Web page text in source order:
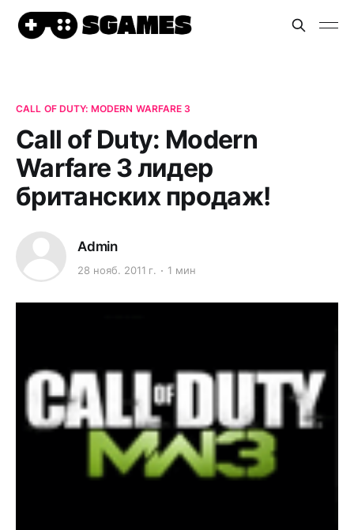
CALL OF DUTY: MODERN WARFARE 3
Call of Duty: Modern
Warfare 3 лидер
британских продаж!
Admin
28 нояб. 2011 г. 1 мин